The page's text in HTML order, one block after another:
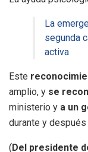
La
segunda
activa
Este
amplio, y se
ministerio y a un
durante y después
(Del presidente